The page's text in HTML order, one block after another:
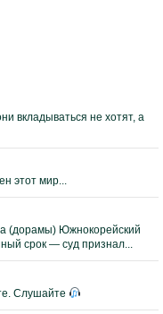
вкладываться не хотят, а
этот мир...
(дорамы) Южнокорейский
срок — суд признал...
Слушайте